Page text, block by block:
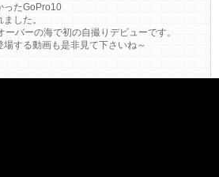
ったGoPro10
した。
バーの海で初の自撮りデビューです。
する動画も是非見て下さいね～